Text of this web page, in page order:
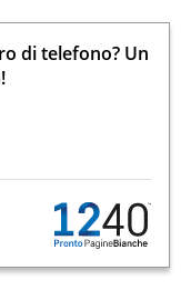
di telefono? Un